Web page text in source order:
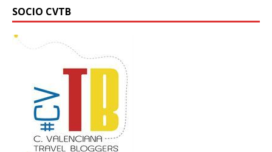
SOCIO CVTB